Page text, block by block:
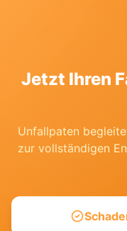
Jetzt Ihren
Unfallpaten
zur vollständigen